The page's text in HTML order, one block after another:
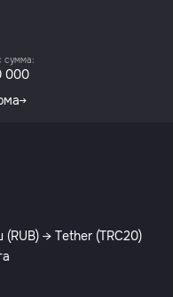
сумма:
000
→ Tether (TRC20)